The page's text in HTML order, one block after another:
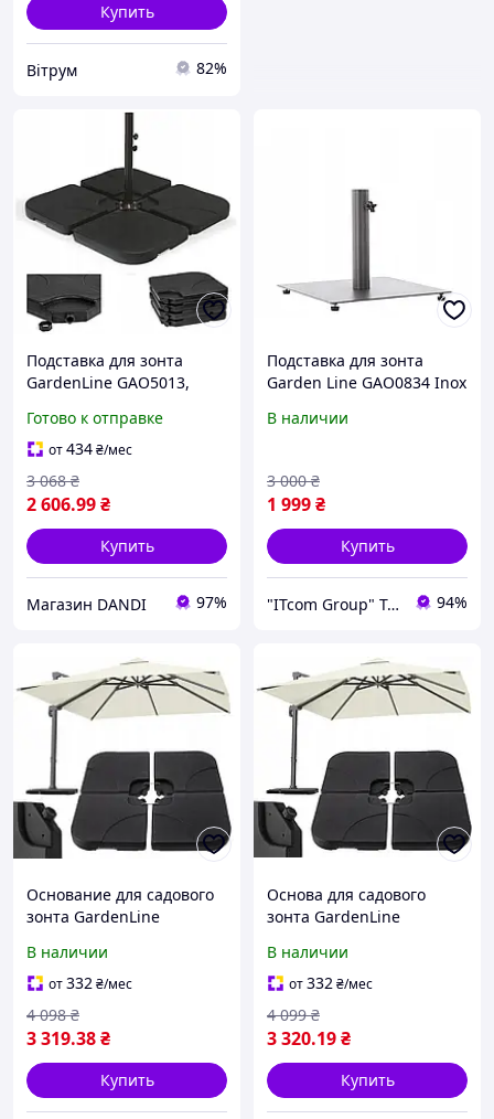
Купить
Вітрум 82%
Подставка для зонта
GardenLine GAO5013,
Готово к отправке
от434₴/мес
2 606.99₴
3 068 ₴
Купить
Магазин DANDI 97%
Подставка для зонта
Garden Line GAO0834 Inox
В наличии
1 999₴
3 000 ₴
Купить
"ITcom Group" Technology Distribution 94%
Основание для садового
зонта GardenLine
В наличии
от332₴/мес
3 319.38₴
4 098 ₴
Купить
Основа для садового
зонта GardenLine
В наличии
от332₴/мес
3 320.19₴
4 099 ₴
Купить